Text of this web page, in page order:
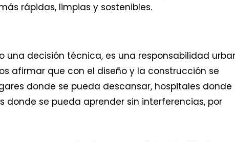
rápidas, limpias y sostenibles.
una decisión técnica, es una responsabilidad
afirmar que con el diseño y la construcción se
donde se pueda descansar, hospitales donde
se pueda aprender sin interferencias, por